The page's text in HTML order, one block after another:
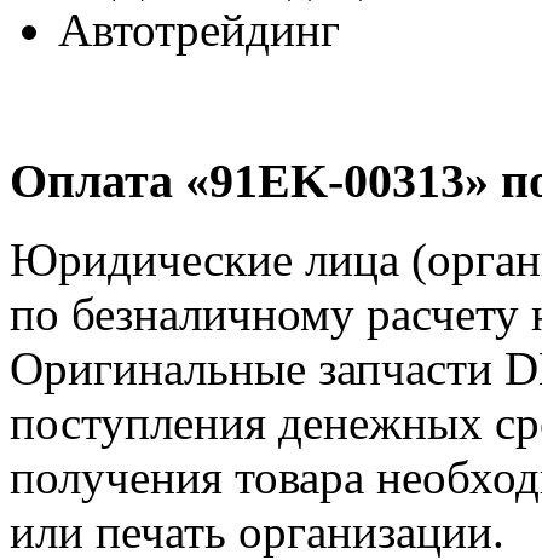
Автотрейдинг
Оплата «91EK-00313»
Юридические лица
по безналичному расчету
Оригинальные запчасти
поступления денежных
получения товара
или печать организации.